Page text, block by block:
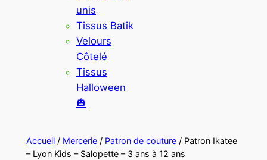
unis
Tissus Batik
Velours
Côtelé
Tissus
Halloween
🎃
Accueil/ Mercerie/ Patron de couture/ Patron Ikatee
– Lyon Kids – Salopette – 3 ans à 12 ans